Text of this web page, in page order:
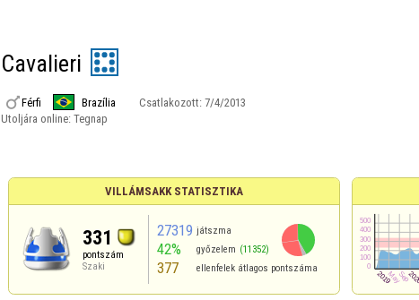
Cavalieri
Férfi Brazília Csatlakozott: 7/4/2013
Utoljára online: Tegnap
VILLÁMSAKK STATISZTIKA
331
pontszám
Szaki
27319 játszma
42% győzelem (11352)
377 ellenfelek átlagos pontszáma